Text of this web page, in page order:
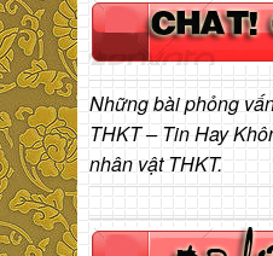
Những bài phỏng
THKT – Tin Hay
nhân vật THKT.